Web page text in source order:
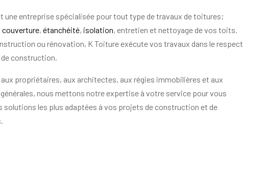
une entreprise spécialisée pour tout type de travaux de toitures;
couverture, étanchéité, isolation, entretien et nettoyage de vos toits.
ou rénovation, K Toiture exécute vos travaux dans le respect
construction.
aux propriétaires, aux architectes, aux régies immobilières et aux
nous mettons notre expertise à votre service pour vous
solutions les plus adaptées à vos projets de construction et de